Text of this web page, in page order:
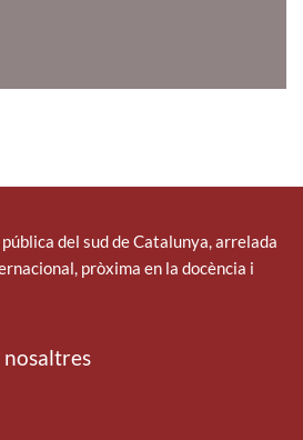
del sud de Catalunya, arrelada
pròxima en la docència i